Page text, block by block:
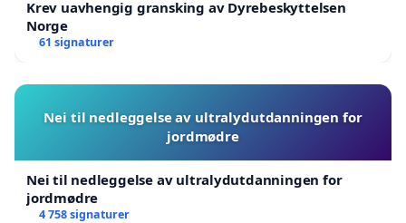
Krev uavhengig gransking av Dyrebeskyttelsen
Norge
61 signaturer
Nei til nedleggelse av ultralydutdanningen for
jordmødre
Nei til nedleggelse av ultralydutdanningen for
jordmødre
4 758 signaturer